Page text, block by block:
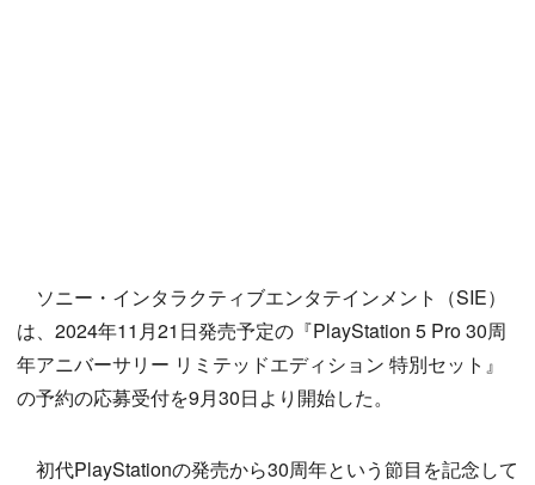
ソニー・インタラクティブエンタテインメント（SIE）
は、2024年11月21日発売予定の『PlayStation 5 Pro 30周
年アニバーサリー リミテッドエディション 特別セット』
の予約の応募受付を9月30日より開始した。
初代PlayStationの発売から30周年という節目を記念して